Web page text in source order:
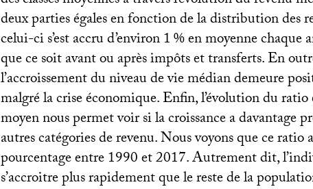
deux parties égales en fonction de la distribution des
celui-ci s’est accru d’environ 1% en moyenne chaque
que ce soit avant ou après impôts et transferts. En
l’accroissement du niveau de vie médian demeure
malgré la crise économique. Enfin, l’évolution du
moyen nous permet voir si la croissance a davantage
autres catégories de revenu. Nous voyons que ce
pourcentage entre 1990 et 2017. Autrement dit,
s’accroitre plus rapidement que le reste de la